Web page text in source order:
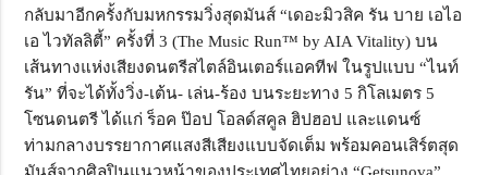
กลับมาอีกครั้งกับมหกรรมวิ่งสุดมันส์ “เดอะมิวสิค รัน บาย เอไอ
เอ ไวทัลลิตี้” ครั้งที่ 3 (The Music Run™ by AIA Vitality) บน
เส้นทางแห่งเสียงดนตรีสไตล์อินเตอร์แอคทีฟ ในรูปแบบ “ไนท์
รัน” ที่จะได้ทั้งวิ่ง-เต้น- เล่น-ร้อง บนระยะทาง 5 กิโลเมตร 5
โซนดนตรี ได้แก่ ร็อค ป๊อป โอลด์สคูล ฮิปฮอป และแดนซ์
ท่ามกลางบรรยากาศแสงสีเสียงแบบจัดเต็ม พร้อมคอนเสิร์ตสุด